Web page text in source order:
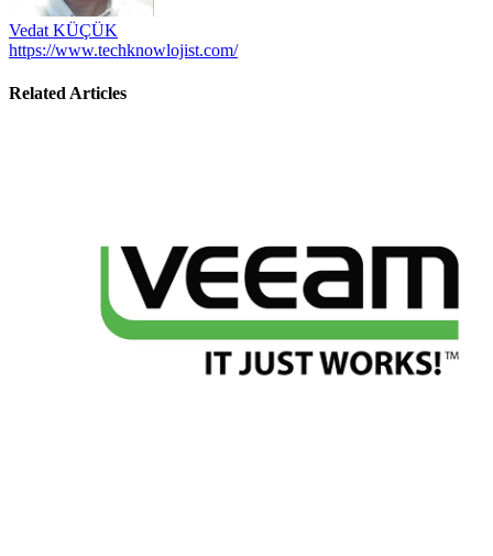
Vedat KÜÇÜK
https://www.techknowlojist.com/
Related Articles